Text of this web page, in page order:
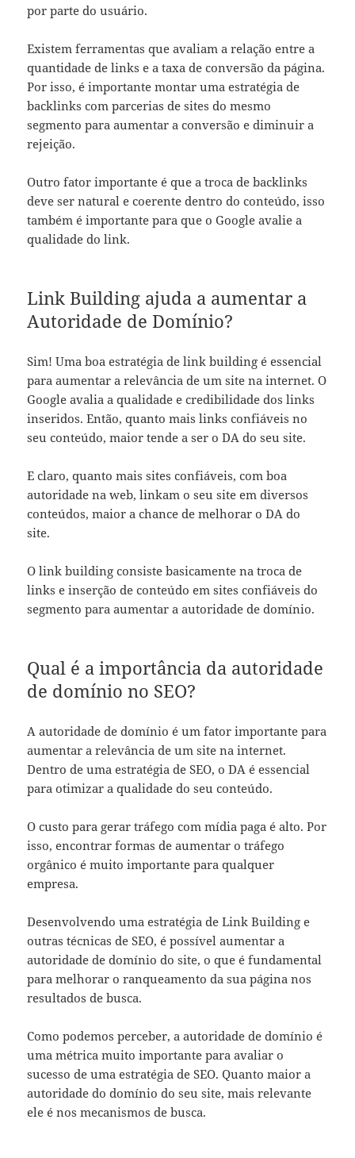
por parte do usuário.
Existem ferramentas que avaliam a relação entre a
quantidade de links e a taxa de conversão da página.
Por isso, é importante montar uma estratégia de
backlinks com parcerias de sites do mesmo
segmento para aumentar a conversão e diminuir a
rejeição.
Outro fator importante é que a troca de backlinks
deve ser natural e coerente dentro do conteúdo, isso
também é importante para que o Google avalie a
qualidade do link.
Link Building ajuda a aumentar a
Autoridade de Domínio?
Sim! Uma boa estratégia de link building é essencial
para aumentar a relevância de um site na internet. O
Google avalia a qualidade e credibilidade dos links
inseridos. Então, quanto mais links confiáveis no
seu conteúdo, maior tende a ser o DA do seu site.
E claro, quanto mais sites confiáveis, com boa
autoridade na web, linkam o seu site em diversos
conteúdos, maior a chance de melhorar o DA do
site.
O link building consiste basicamente na troca de
links e inserção de conteúdo em sites confiáveis do
segmento para aumentar a autoridade de domínio.
Qual é a importância da autoridade
de domínio no SEO?
A autoridade de domínio é um fator importante para
aumentar a relevância de um site na internet.
Dentro de uma estratégia de SEO, o DA é essencial
para otimizar a qualidade do seu conteúdo.
O custo para gerar tráfego com mídia paga é alto. Por
isso, encontrar formas de aumentar o tráfego
orgânico é muito importante para qualquer
empresa.
Desenvolvendo uma estratégia de Link Building e
outras técnicas de SEO, é possível aumentar a
autoridade de domínio do site, o que é fundamental
para melhorar o ranqueamento da sua página nos
resultados de busca.
Como podemos perceber, a autoridade de domínio é
uma métrica muito importante para avaliar o
sucesso de uma estratégia de SEO. Quanto maior a
autoridade do domínio do seu site, mais relevante
ele é nos mecanismos de busca.